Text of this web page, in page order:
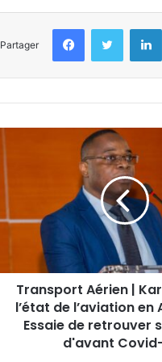
Partager
Transport Aérien |
l’état de l’aviation en
Essaie de retrouver
d'avant Covid-